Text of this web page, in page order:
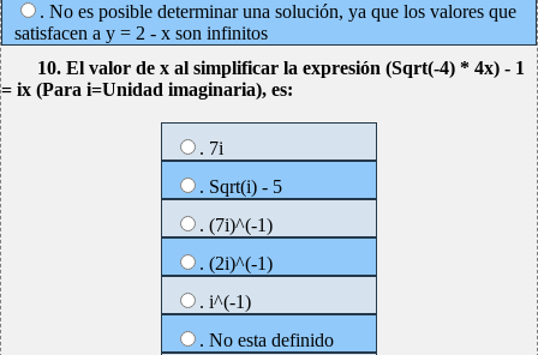
. No es posible determinar una solución, ya que los valores que
satisfacen a y = 2 - x son infinitos
10. El valor de x al simplificar la expresión (Sqrt(-4) * 4x) - 1
= ix (Para i=Unidad imaginaria), es:
. 7i
. Sqrt(i) - 5
. (7i)^(-1)
. (2i)^(-1)
. i^(-1)
. No esta definido